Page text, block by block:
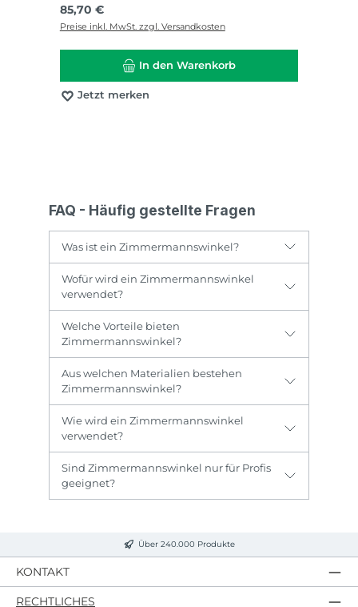
Regulärer Preis:
85,70 €
Preise inkl. MwSt. zzgl. Versandkosten
In den Warenkorb
Jetzt merken
FAQ - Häufig gestellte Fragen
Was ist ein Zimmermannswinkel?
Wofür wird ein Zimmermannswinkel
verwendet?
Welche Vorteile bieten
Zimmermannswinkel?
Aus welchen Materialien bestehen
Zimmermannswinkel?
Wie wird ein Zimmermannswinkel
verwendet?
Sind Zimmermannswinkel nur für Profis
geeignet?
Über 240.000 Produkte
KONTAKT
RECHTLICHES